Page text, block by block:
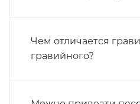
Чем отличается
гравийного?